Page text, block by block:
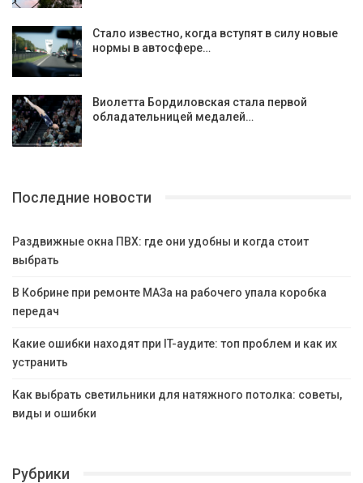
Стало известно, когда вступят в силу новые
нормы в автосфере…
Виолетта Бордиловская стала первой
обладательницей медалей…
Последние новости
Раздвижные окна ПВХ: где они удобны и когда стоит
выбрать
В Кобрине при ремонте МАЗа на рабочего упала коробка
передач
Какие ошибки находят при IT-аудите: топ проблем и как их
устранить
Как выбрать светильники для натяжного потолка: советы,
виды и ошибки
Рубрики